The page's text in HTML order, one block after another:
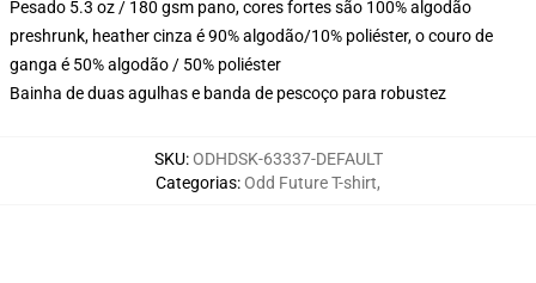
Pesado 5.3 oz / 180 gsm pano, cores fortes são 100% algodão
preshrunk, heather cinza é 90% algodão/10% poliéster, o couro de
ganga é 50% algodão / 50% poliéster
Bainha de duas agulhas e banda de pescoço para robustez
SKU:ODHDSK-63337-DEFAULT
Categorias:Odd Future T-shirt,